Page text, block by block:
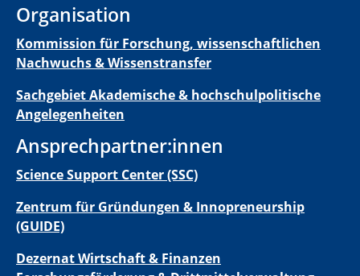
Organisation
Kommission für Forschung, wissenschaftlichen
Nachwuchs & Wissenstransfer
Sachgebiet Akademische & hochschulpolitische
Angelegenheiten
Ansprechpartner:innen
Science Support Center (SSC)
Zentrum für Gründungen & Innopreneurship
(GUIDE)
Dezernat Wirtschaft & Finanzen